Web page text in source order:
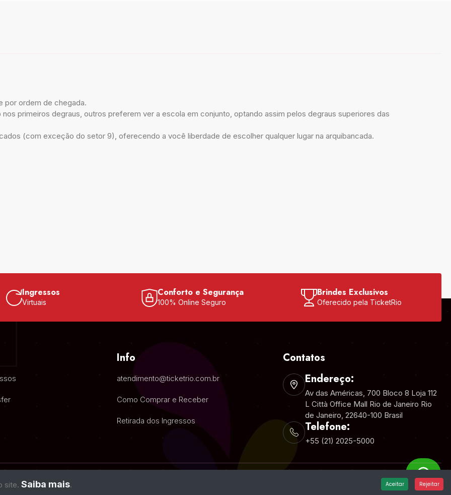
por ordem de chegada.
primeiros degraus, outros preferem ver a escola em conjunto, optando assim pelos degraus superiores das
(com exceção do setor 9), oferecendo a você liberdade de escolher qualquer lugar na arquibancada.
Ingressos
Virtuais
Conforto e Segurança
100% Online Seguro
Brindes Exclusivos
Oferecido pela TicketRio
Info
atendimento@ticketrio.com.br
Como Comprar e Receber
Retirada dos Ingressos
Contatos
Endereço:
Av das Américas, 700 Bloco 8 Loja 112
L Città Office Mall Rio de Janeiro Rio
de Janeiro, 22640-100 Brasil
Telefone:
+55 (21) 2025-5000
site. Saiba mais. Aceitar Rejeitar